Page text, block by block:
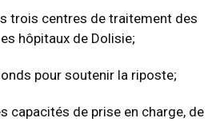
trois centres de traitement des
hôpitaux de Dolisie;
pour soutenir la riposte;
capacités de prise en charge, de